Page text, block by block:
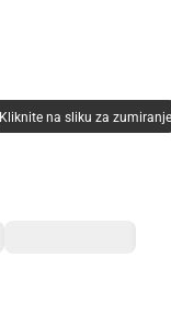
Kliknite na sliku za zumiranje